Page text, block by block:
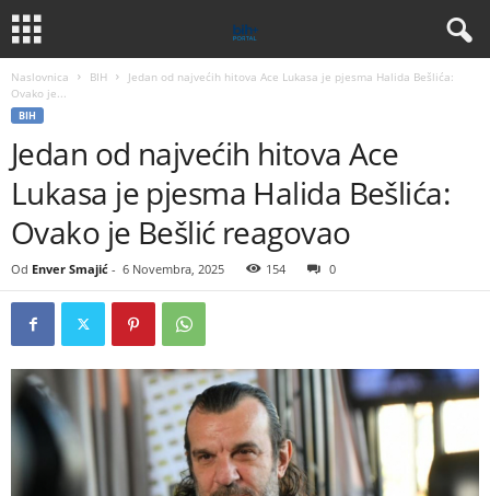
Naslovnica BIH
Jedan od najvećih hitova Ace Lukasa je pjesma Halida Bešlića:
Ovako je...
BIH
Jedan od najvećih hitova Ace
Lukasa je pjesma Halida Bešlića:
Ovako je Bešlić reagovao
Od Enver Smajić - 6 Novembra, 2025 154 0